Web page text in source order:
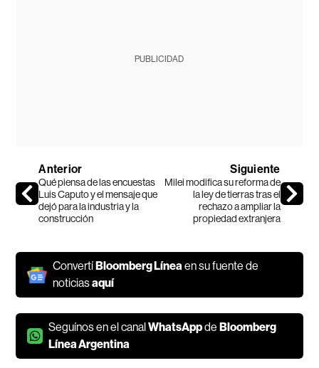
PUBLICIDAD
Anterior
Qué piensa de las encuestas
Luis Caputo y el mensaje que
dejó para la industria y la
construcción
Siguiente
Milei modifica su reforma de
la ley de tierras tras el
rechazo a ampliar la
propiedad extranjera
Convertí Bloomberg Líneaen su fuente de
noticiasaquí
Seguínos en el canalWhatsAppde Bloomberg
Línea Argentina